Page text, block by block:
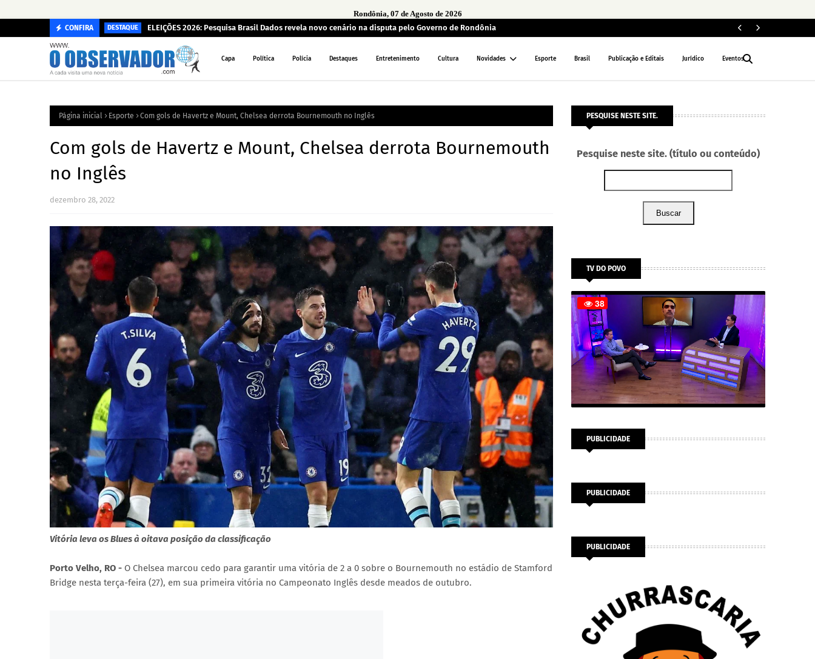
Rondônia, 07 de Agosto de 2026
CONFIRA DESTAQUE ELEIÇÕES 2026: Pesquisa Brasil Dados revela novo cenário na disputa pelo Governo de Rondônia
Capa Política Polícia Destaques Entretenimento Cultura Novidades Esporte Brasil Publicação e Editais Jurídico Eventos
Página inicial Esporte Com gols de Havertz e Mount, Chelsea derrota Bournemouth no Inglês
Com gols de Havertz e Mount, Chelsea derrota Bournemouth
no Inglês
dezembro 28, 2022
Vitória leva os Blues à oitava posição da classificação
Porto Velho, RO - O Chelsea marcou cedo para garantir uma vitória de 2 a 0 sobre o Bournemouth no estádio de Stamford
Bridge nesta terça-feira (27), em sua primeira vitória no Campeonato Inglês desde meados de outubro.
PESQUISE NESTE SITE.
Pesquise neste site. (título ou conteúdo)
Buscar
TV DO POVO
PUBLICIDADE
PUBLICIDADE
PUBLICIDADE